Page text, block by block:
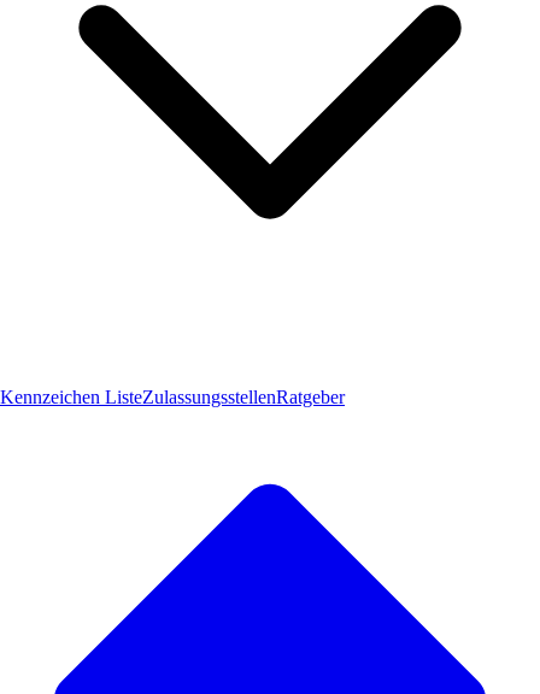
Kennzeichen ListeZulassungsstellenRatgeber